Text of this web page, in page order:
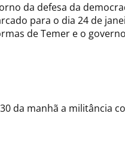
da defesa da
para o dia 24 de
de Temer e o
da manhã a militância